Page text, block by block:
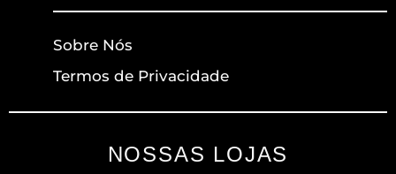
Sobre Nós
Termos de Privacidade
NOSSAS LOJAS